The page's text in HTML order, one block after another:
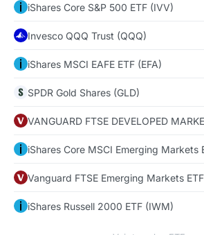
iShares Core S&P 500 ETF (IVV)
Invesco QQQ Trust (QQQ)
iShares MSCI EAFE ETF (EFA)
SPDR Gold Shares (GLD)
VANGUARD FTSE DEVELOPED
iShares Core MSCI Emerging Markets
Vanguard FTSE Emerging Markets
iShares Russell 2000 ETF (IWM)